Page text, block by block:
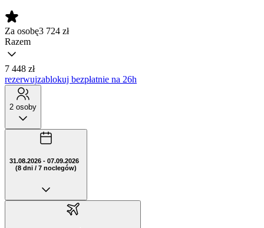
Za osobę3 724 zł
Razem
7 448 zł
rezerwujzablokuj bezpłatnie na 26h
2 osoby
31.08.2026 - 07.09.2026
(8 dni / 7 noclegów)